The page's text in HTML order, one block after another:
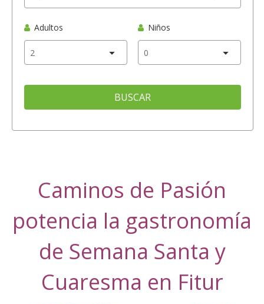
Adultos Niños
BUSCAR
Caminos de Pasión
potencia la gastronomía
de Semana Santa y
Cuaresma en Fitur